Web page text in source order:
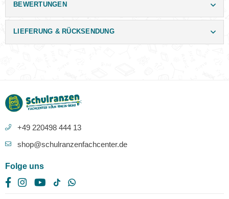
BEWERTUNGEN
LIEFERUNG & RÜCKSENDUNG
+49 220498 444 13
shop@schulranzenfachcenter.de
Folge uns
FacebookInstagramYouTube
TikTokWhatsapp